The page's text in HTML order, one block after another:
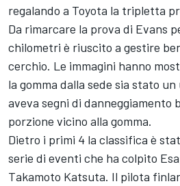
regalando a Toyota la tripletta
Da rimarcare la prova di Evans
chilometri è riuscito a gestire
cerchio. Le immagini hanno
la gomma dalla sede sia stato
aveva segni di danneggiamento
porzione vicino alla gomma.
Dietro i primi 4 la classifica è
serie di eventi che ha colpito
Takamoto Katsuta. Il pilota